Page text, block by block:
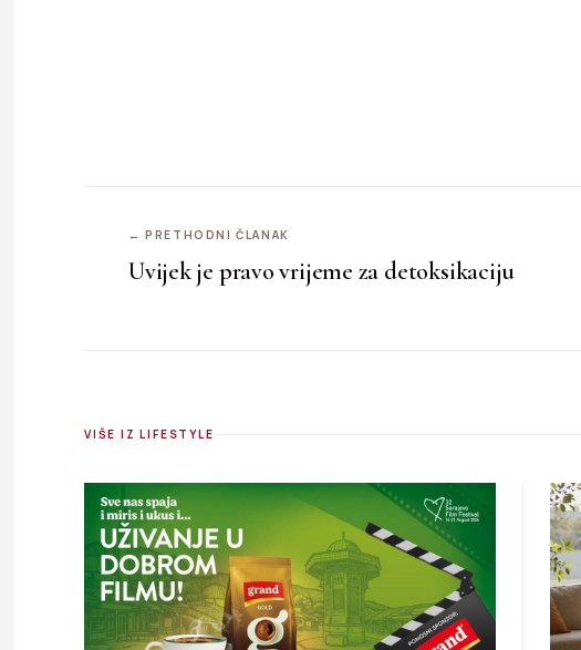
← PRETHODNI ČLANAK
Uvijek je pravo vrijeme za detoksikaciju
VIŠE IZ LIFESTYLE